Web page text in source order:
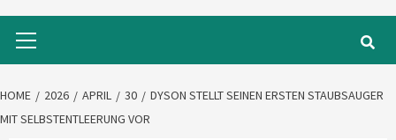
Menu
HOME 2026 APRIL 30
DYSON STELLT SEINEN ERSTEN STAUBSAUGER
MIT SELBSTENTLEERUNG VOR